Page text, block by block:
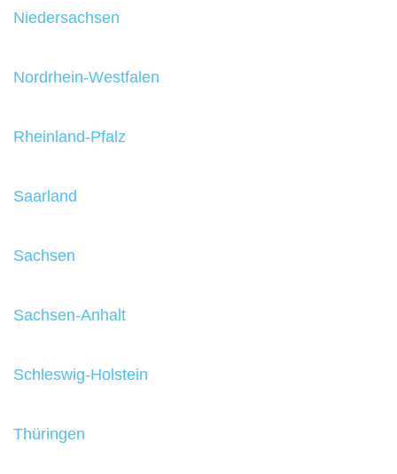
Niedersachsen
Nordrhein-Westfalen
Rheinland-Pfalz
Saarland
Sachsen
Sachsen-Anhalt
Schleswig-Holstein
Thüringen